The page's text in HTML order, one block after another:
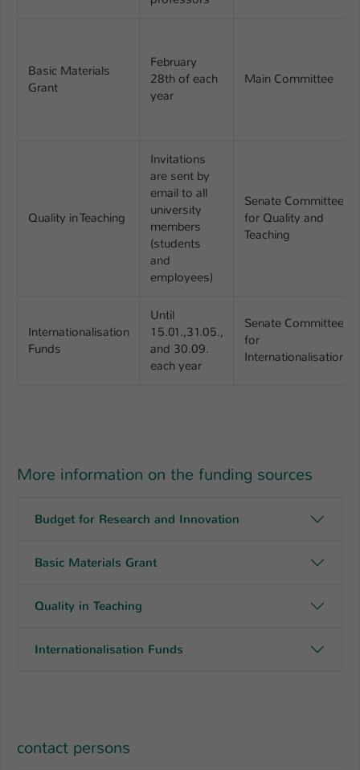
Basic Materials
Grant
February
28th of each
year
Main Committee
Quality in Teaching
Invitations
are sent by
email to all
university
members
(students
and
employees)
Senate Committee
for Quality and
Teaching
Internationalisation
Funds
Until
15.01.,31.05.,
and 30.09.
each year
Senate Committee
for
Internationalisation
More information on the funding sources
Budget for Research and Innovation
Basic Materials Grant
Quality in Teaching
Internationalisation Funds
contact persons
Einstellungen. Unter anderem eine zufällig
Einstellungen, falls der Webseiten-
Betreiber dies eingestellt hat.
1 Woche
Dieses Cookie ist ein Standard-Session-
Cookie von TYPO3. Es speichert im Fall
eines Intranet-Logins die Session-ID. So
kann der eingeloggte Benutzer
Zugang zu geschützten Bereichen
gewährt.
Zweck
angemeldet ist und Rechte besitzt diese